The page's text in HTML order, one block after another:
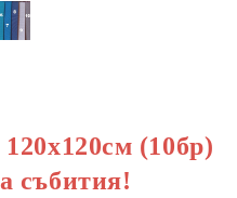
(10бр)
събития!